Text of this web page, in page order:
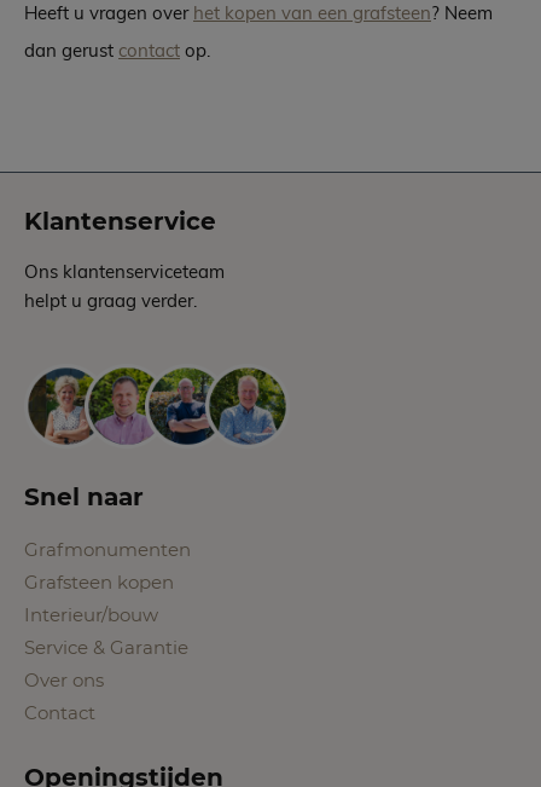
Heeft u vragen over het kopen van een grafsteen? Neem
dan gerust contact op.
Klantenservice
Ons klantenserviceteam
helpt u graag verder.
Snel naar
Grafmonumenten
Grafsteen kopen
Interieur/bouw
Service & Garantie
Over ons
Contact
Openingstijden